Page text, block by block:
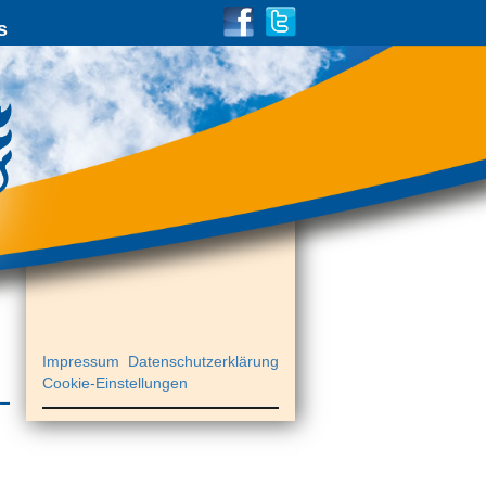
Impressum
Datenschutzerklärung
Cookie-Einstellungen